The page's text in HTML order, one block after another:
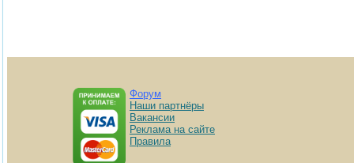
Форум
Наши партнёры
Вакансии
Реклама на сайте
Правила